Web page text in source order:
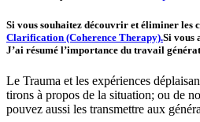
Si vous souhaitez découvrir et éliminer les
Clarification (Coherence Therapy).Si vous
J’ai résumé l’importance du travail
Le Trauma et les expériences
tirons à propos de la situation; ou de
pouvez aussi les transmettre aux